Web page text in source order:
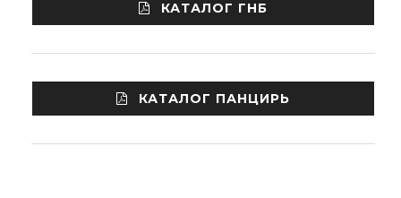
КАТАЛОГ ГНБ
КАТАЛОГ ПАНЦИРЬ